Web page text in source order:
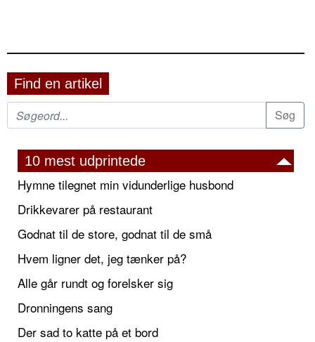
Find en artikel
10 mest udprintede
Hymne tilegnet min vidunderlige husbond
Drikkevarer på restaurant
Godnat til de store, godnat til de små
Hvem ligner det, jeg tænker på?
Alle går rundt og forelsker sig
Dronningens sang
Der sad to katte på et bord